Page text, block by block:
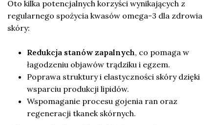
Oto kilka potencjalnych korzyści wynikających z
regularnego spożycia kwasów omega-3 dla zdrowia
skóry:
Redukcja stanów zapalnych, co pomaga w
łagodzeniu objawów trądziku i egzem.
Poprawa struktury i elastyczności skóry dzięki
wsparciu produkcji lipidów.
Wspomaganie procesu gojenia ran oraz
regeneracji tkanek skórnych.